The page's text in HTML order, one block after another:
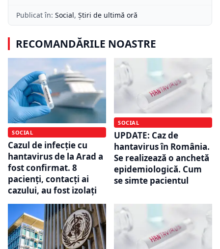
Publicat în: Social, Știri de ultimă oră
RECOMANDĂRILE NOASTRE
SOCIAL
Cazul de infecţie cu
hantavirus de la Arad a
fost confirmat. 8
pacienţi, contacţi ai
cazului, au fost izolaţi
SOCIAL
UPDATE: Caz de
hantavirus în România.
Se realizează o anchetă
epidemiologică. Cum
se simte pacientul